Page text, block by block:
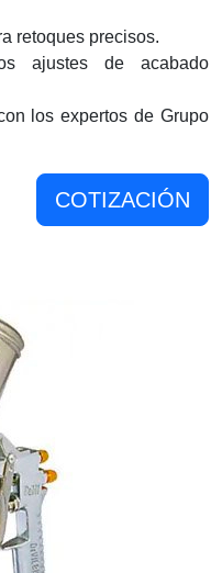
retoques precisos.
ajustes de acabado
los expertos de Grupo
COTIZACIÓN